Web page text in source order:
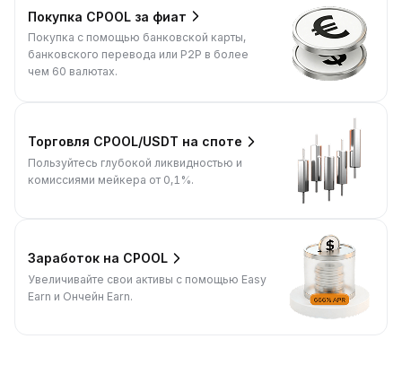
Покупка CPOOL за фиат
Покупка с помощью банковской карты,
банковского перевода или P2P в более
чем 60 валютах.
Торговля CPOOL/USDT на споте
Пользуйтесь глубокой ликвидностью и
комиссиями мейкера от 0,1%.
Заработок на CPOOL
Увеличивайте свои активы с помощью Easy
Earn и Ончейн Earn.